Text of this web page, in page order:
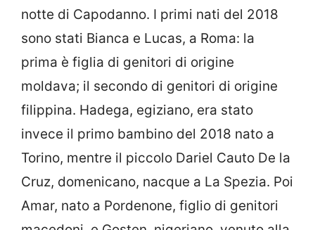
notte di Capodanno. I primi nati del 2018
sono stati Bianca e Lucas, a Roma: la
prima è figlia di genitori di origine
moldava; il secondo di genitori di origine
filippina. Hadega, egiziano, era stato
invece il primo bambino del 2018 nato a
Torino, mentre il piccolo Dariel Cauto De la
Cruz, domenicano, nacque a La Spezia. Poi
Amar, nato a Pordenone, figlio di genitori